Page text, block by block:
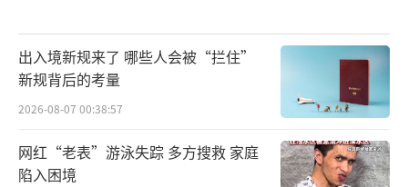
出入境新规来了 哪些人会被“拦住”
新规背后的考量
2026-08-07 00:38:57
网红“老表”游泳失踪 多方搜救 家庭
陷入困境